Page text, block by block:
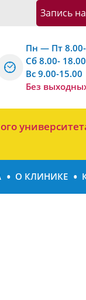
Запись
Пн — Пт
Сб 8.00- 18.00
Вс 9.00-15.00
Без
О КЛИНИКЕ